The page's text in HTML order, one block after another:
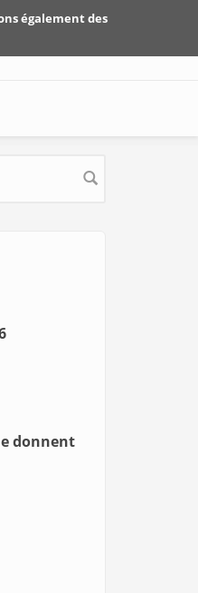
donnent
également des